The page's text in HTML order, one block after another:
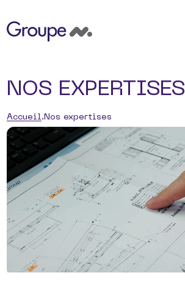
NOS EXPERTISES
Accueil Nos expertises